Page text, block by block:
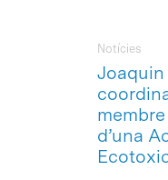
Joaquin
d’una
Notícies